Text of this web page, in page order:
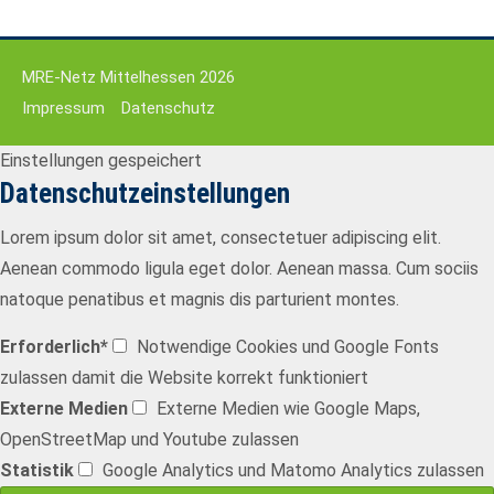
MRE-Netz Mittelhessen 2026
Impressum
Datenschutz
Einstellungen gespeichert
Datenschutzeinstellungen
Lorem ipsum dolor sit amet, consectetuer adipiscing elit.
Aenean commodo ligula eget dolor. Aenean massa. Cum sociis
natoque penatibus et magnis dis parturient montes.
Erforderlich*
Notwendige Cookies und Google Fonts
zulassen damit die Website korrekt funktioniert
Externe Medien
Externe Medien wie Google Maps,
OpenStreetMap und Youtube zulassen
Statistik
Google Analytics und Matomo Analytics zulassen